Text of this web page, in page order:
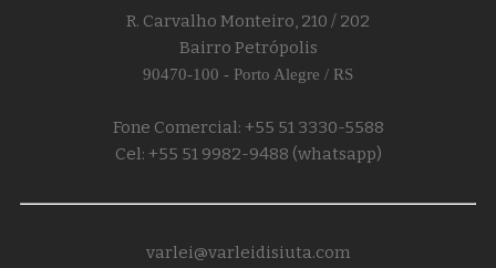
R. Carvalho Monteiro, 210 / 202
Bairro Petrópolis
90470-100 - Porto Alegre / RS
Fone Comercial: +55 51 3330-5588
Cel: +55 51 9982-9488 (whatsapp)
varlei@varleidisiuta.com